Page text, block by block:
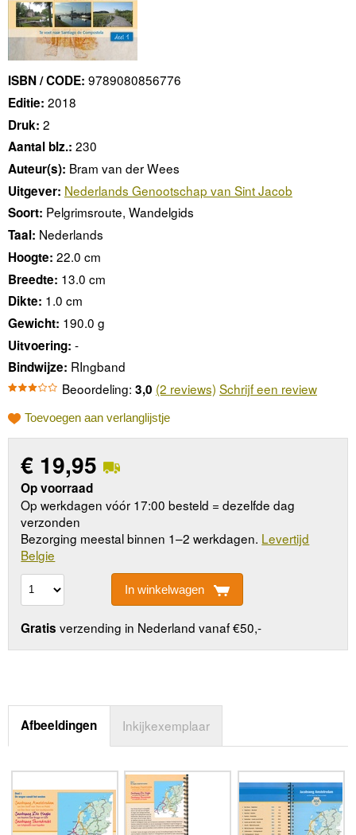
ISBN / CODE: 9789080856776
Editie: 2018
Druk: 2
Aantal blz.: 230
Auteur(s): Bram van der Wees
Uitgever: Nederlands Genootschap van Sint Jacob
Soort: Pelgrimsroute, Wandelgids
Taal: Nederlands
Hoogte: 22.0 cm
Breedte: 13.0 cm
Dikte: 1.0 cm
Gewicht: 190.0 g
Uitvoering: -
Bindwijze: RIngband
Beoordeling: 3,0 (2 reviews) Schrijf een review
Toevoegen aan verlanglijstje
€ 19,95
Op voorraad
Op werkdagen vóór 17:00 besteld = dezelfde dag
verzonden
Bezorging meestal binnen 1–2 werkdagen. Levertijd
Belgie
In winkelwagen
Gratis verzending in Nederland vanaf €50,-
Afbeeldingen Inkijkexemplaar